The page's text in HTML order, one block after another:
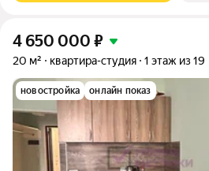
4 650 000 ₽
20 м² квартира-студия 1 этаж из 19
новостройка онлайн показ